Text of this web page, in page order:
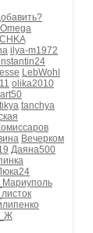
ilya-m1972
LebWohl
olika2010
tanchya
Вечерком
Даяна500